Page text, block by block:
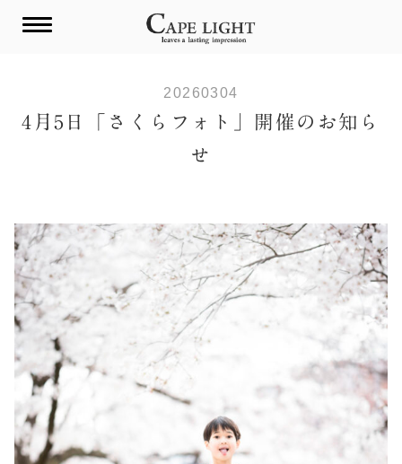
20260304
4月5日「さくらフォト」開催のお知ら
せ